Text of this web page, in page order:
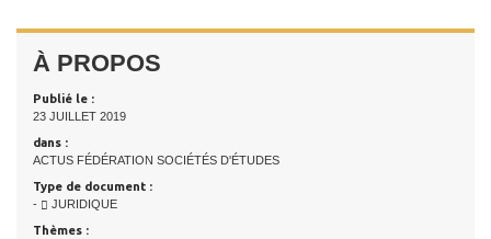
À PROPOS
Publié le :
23 JUILLET 2019
dans :
ACTUS FÉDÉRATION SOCIÉTÉS D'ÉTUDES
Type de document :
-
JURIDIQUE
Thèmes :